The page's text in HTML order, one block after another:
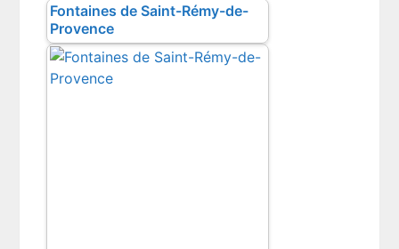
Fontaines de Saint-Rémy-de-
Provence